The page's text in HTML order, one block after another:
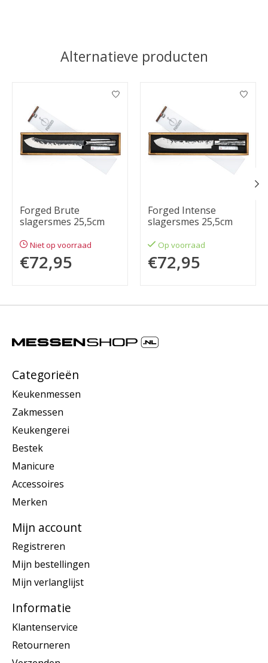
Alternatieve producten
Items van productcarrousel
Forged Brute
slagersmes 25,5cm
Niet op voorraad
€72,95
Forged Intense
slagersmes 25,5cm
Op voorraad
€72,95
Categorieën
Keukenmessen
Zakmessen
Keukengerei
Bestek
Manicure
Accessoires
Merken
Mijn account
Registreren
Mijn bestellingen
Mijn verlanglijst
Informatie
Klantenservice
Retourneren